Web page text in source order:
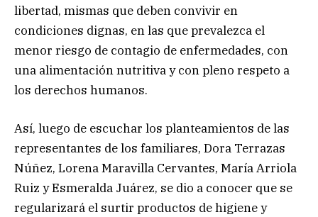
libertad, mismas que deben convivir en
condiciones dignas, en las que prevalezca el
menor riesgo de contagio de enfermedades, con
una alimentación nutritiva y con pleno respeto a
los derechos humanos.
Así, luego de escuchar los planteamientos de las
representantes de los familiares, Dora Terrazas
Núñez, Lorena Maravilla Cervantes, María Arriola
Ruiz y Esmeralda Juárez, se dio a conocer que se
regularizará el surtir productos de higiene y